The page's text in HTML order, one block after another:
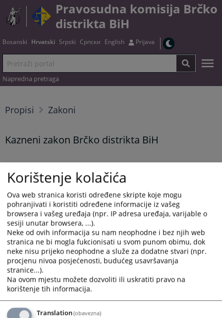
Pravosudna komisija Brčko
distrikta BiH
Bosanski Hrvatski Srpski Српски English Prijava
Napredna pretraga
Propisi Zakoni
Kazneni zakon Brčko distrikta BiH
Tekst zakona možete preuzetiOVDJE
Prikazana vijest je na: Hrvatski jezik
Vijest dostupna još na: Bosanski jezik Српски језик
102
Korištenje kolačića
Ova web stranica koristi određene skripte koje mogu
pohranjivati i koristiti određene informacije iz vašeg
browsera i vašeg uređaja (npr. IP adresa uređaja, varijable o
sesiji unutar browsera, ...).
Neke od ovih informacija su nam neophodne i bez njih web
stranica ne bi mogla fukcionisati u svom punom obimu, dok
neke nisu prijeko neophodne a služe za dodatne stvari (npr.
procjenu nivoa posjećenosti, budućeg usavršavanja
stranice...).
Na ovom mjestu možete dozvoliti ili uskratiti pravo na
korištenje tih informacija.
Translation(obavezna)